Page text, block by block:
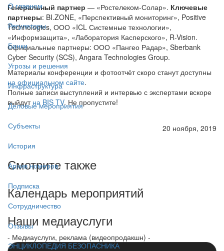
О главном
Регуляторы
Банки
Угрозы и решения
Инфраструктура
Деловые мероприятия
Субъекты
История
Архив номеров
Подписка
Сотрудничество
Отзывы
ЭНЦИКЛОПЕДИЯ БЕЗОПАСНИКА
Генеральный партнер — «Ростелеком-Солар». Ключевые
партнеры: BI.ZONE, «Перспективный мониторинг», Positive
Technologies, ООО «ICL Системные технологии»,
«Информзащита», «Лаборатория Касперского», R-Vision.
Официальные партнеры: ООО «Пангео Радар», Sberbank
Cyber Security (SCS), Angara Technologies Group.
Материалы конференции и фотоотчёт скоро станут доступны
на официальном сайте.
Полные записи выступлений и интервью с экспертами вскоре
выйдут на BIS TV. Не пропустите!
20 ноября, 2019
Смотрите также
Календарь мероприятий
Наши медиауслуги
- Медиауслуги, реклама (видеопродакшн) -